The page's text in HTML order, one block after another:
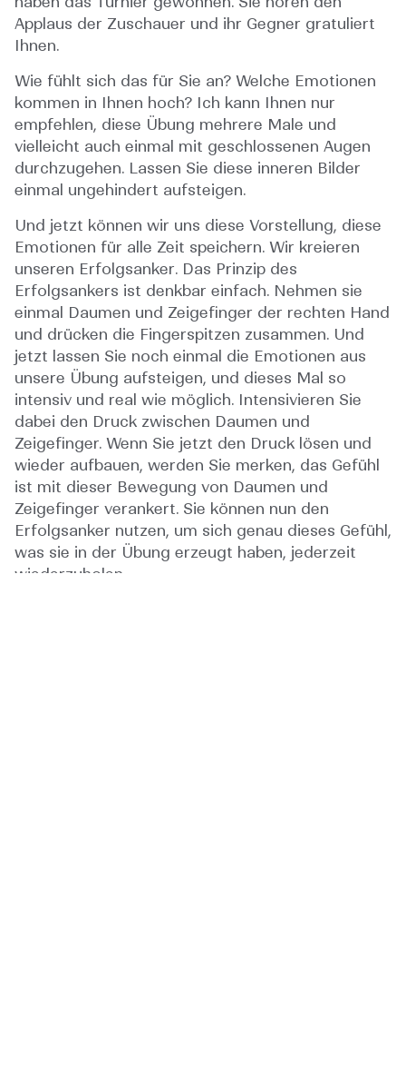
Applaus der Zuschauer und ihr Gegner gratuliert
Ihnen.
Wie fühlt sich das für Sie an? Welche Emotionen
kommen in Ihnen hoch? Ich kann Ihnen nur
empfehlen, diese Übung mehrere Male und
vielleicht auch einmal mit geschlossenen Augen
durchzugehen. Lassen Sie diese inneren Bilder
einmal ungehindert aufsteigen.
Und jetzt können wir uns diese Vorstellung, diese
Emotionen für alle Zeit speichern. Wir kreieren
unseren Erfolgsanker. Das Prinzip des
Erfolgsankers ist denkbar einfach. Nehmen sie
einmal Daumen und Zeigefinger der rechten Hand
und drücken die Fingerspitzen zusammen. Und
jetzt lassen Sie noch einmal die Emotionen aus
unsere Übung aufsteigen, und dieses Mal so
intensiv und real wie möglich. Intensivieren Sie
dabei den Druck zwischen Daumen und
Zeigefinger. Wenn Sie jetzt den Druck lösen und
wieder aufbauen, werden Sie merken, das Gefühl
ist mit dieser Bewegung von Daumen und
Zeigefinger verankert. Sie können nun den
Erfolgsanker nutzen, um sich genau dieses Gefühl,
was sie in der Übung erzeugt haben, jederzeit
wiederzuholen.